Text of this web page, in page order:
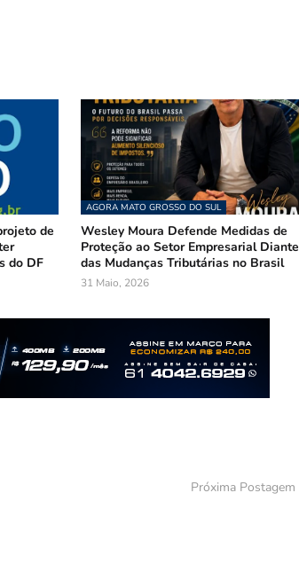
de
do DF
AGORA MATO GROSSO DO SUL
Wesley Moura Defende Medidas de
Proteção ao Setor Empresarial Diante
das Mudanças Tributárias no Brasil
31 Maio, 2026
Próxima Postagem